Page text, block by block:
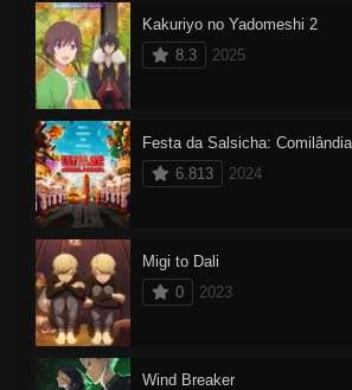
Kakuriyo no Yadomeshi 2
8.3
2025
Festa da Salsicha:
6.813
2024
Migi to Dali
0
2023
Wind Breaker